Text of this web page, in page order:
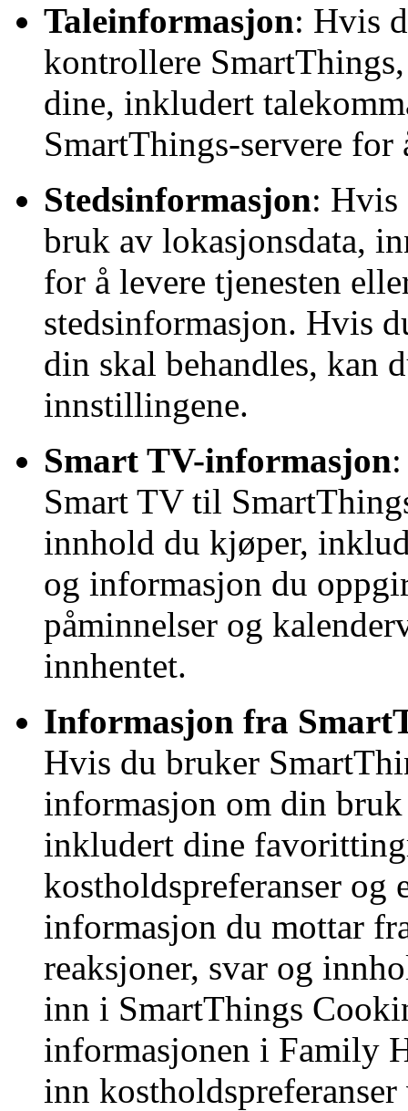
Taleinformasjon: Hvis
kontrollere
dine, inkludert
SmartThings-servere for
Stedsinformasjon: Hvis
bruk av lokasjonsdata,
for å levere tjenesten
stedsinformasjon. Hvis
din skal behandles, kan
innstillingene.
Smart TV-informasjon
Smart TV til
innhold du kjøper,
og informasjon du
påminnelser og
innhentet.
Informasjon fra
Hvis du bruker
informasjon om din
inkludert dine
kostholdspreferanser og
informasjon du mottar
reaksjoner, svar og
inn i SmartThings
informasjonen i Family
inn